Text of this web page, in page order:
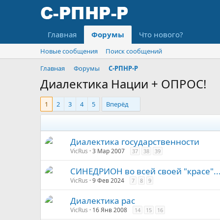
Главная Форумы Что нового?
Новые сообщения
Поиск сообщений
Главная
Форумы С-РПНР-Р
Диалектика Нации + ОПРОС!
1 2 3 4 5 Вперёд
Диалектика государственности
VicRus 3 Мар 2007 37 38 39
СИНЕДРИОН во всей своей
VicRus 9 Фев 2024 7 8 9
Диалектика рас
VicRus 16 Янв 2008 14 15 16